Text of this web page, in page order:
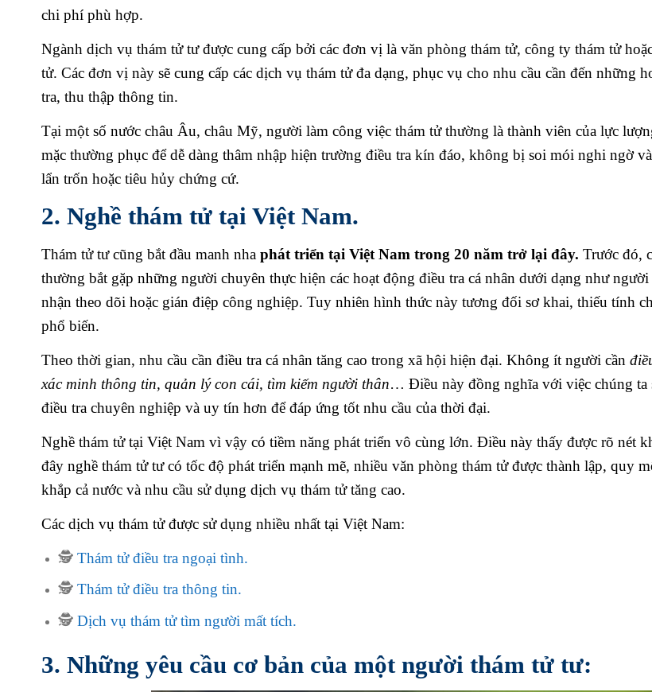
chi phí phù hợp.
Ngành dịch vụ thám tử tư được cung cấp bởi các đơn vị là văn phòng thám tử, công ty thám tử
tử. Các đơn vị này sẽ cung cấp các dịch vụ thám tử đa dạng, phục vụ cho nhu cầu cần đến những
tra, thu thập thông tin.
Tại một số nước châu Âu, châu Mỹ, người làm công việc thám tử thường là thành viên của lực
mặc thường phục để dễ dàng thâm nhập hiện trường điều tra kín đáo, không bị soi mói nghi ngờ
lẩn trốn hoặc tiêu hủy chứng cứ.
2. Nghề thám tử tại Việt Nam.
Thám tử tư cũng bắt đầu manh nha phát triển tại Việt Nam trong 20 năm trở lại đây. Trước đó,
thường bắt gặp những người chuyên thực hiện các hoạt động điều tra cá nhân dưới dạng như
nhận theo dõi hoặc gián điệp công nghiệp. Tuy nhiên hình thức này tương đối sơ khai, thiếu tính
phổ biến.
Theo thời gian, nhu cầu cần điều tra cá nhân tăng cao trong xã hội hiện đại. Không ít người cần
xác minh thông tin, quản lý con cái, tìm kiếm người thân… Điều này đồng nghĩa với việc chúng ta
điều tra chuyên nghiệp và uy tín hơn để đáp ứng tốt nhu cầu của thời đại.
Nghề thám tử tại Việt Nam vì vậy có tiềm năng phát triển vô cùng lớn. Điều này thấy được rõ nét
đây nghề thám tử tư có tốc độ phát triển mạnh mẽ, nhiều văn phòng thám tử được thành lập, quy
khắp cả nước và nhu cầu sử dụng dịch vụ thám tử tăng cao.
Các dịch vụ thám tử được sử dụng nhiều nhất tại Việt Nam:
🕵️ Thám tử điều tra ngoại tình.
🕵️ Thám tử điều tra thông tin.
🕵️ Dịch vụ thám tử tìm người mất tích.
3. Những yêu cầu cơ bản của một người thám tử tư: